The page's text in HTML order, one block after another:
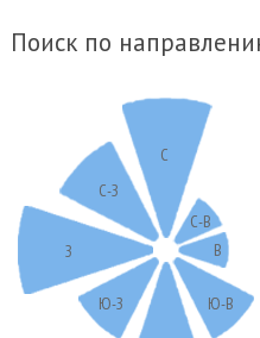
Поиск по
С
С-В
В
Ю-В
Ю-З
З
С-З